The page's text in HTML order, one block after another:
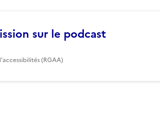
sur le podcast
(RGAA)